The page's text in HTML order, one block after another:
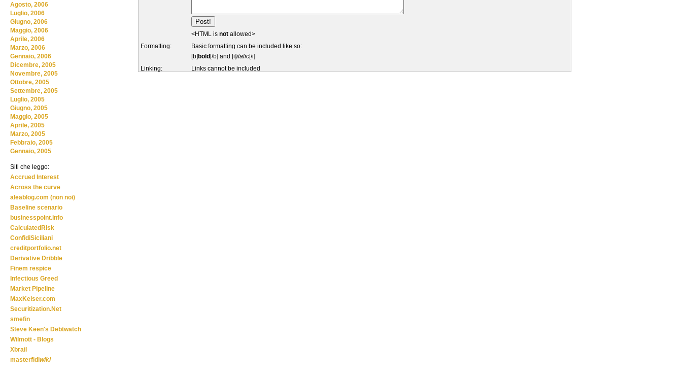
<HTML is not allowed>
Formatting:
Basic formatting can be included like so:
[b] bold [/b] and [i]italic[/i]
Linking:
Links cannot be included
Agosto, 2006
Luglio, 2006
Giugno, 2006
Maggio, 2006
Aprile, 2006
Marzo, 2006
Gennaio, 2006
Dicembre, 2005
Novembre, 2005
Ottobre, 2005
Settembre, 2005
Luglio, 2005
Giugno, 2005
Maggio, 2005
Aprile, 2005
Marzo, 2005
Febbraio, 2005
Gennaio, 2005
Siti che leggo:
Accrued Interest
Across the curve
aleablog.com (non noi)
Baseline scenario
businesspoint.info
CalculatedRisk
ConfidiSiciliani
creditportfolio.net
Derivative Dribble
Finem respice
Infectious Greed
Market Pipeline
MaxKeiser.com
Securitization.Net
smefin
Steve Keen's Debtwatch
Wilmott - Blogs
Xbrail
masterfidiwiki